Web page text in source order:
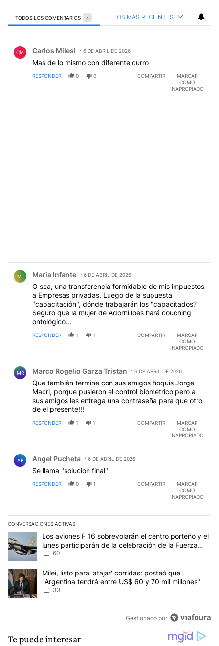
TODOS LOS COMENTARIOS 4 LOS MÁS RECIENTES
CM Carlos Milesi 6 DE ABRIL DE 2026
Mas de lo mismo con diferente curro
RESPONDER 0 0 COMPARTIR
MARCAR
COMO
INAPROPIADO
MI Maria Infante 6 DE ABRIL DE 2026
O sea, una transferencia formidable de mis impuestos
a Empresas privadas. Luego de la supuesta
"capacitación", dónde trabajarán los "capacitados?
Seguro que la mujer de Adorni loes hará couching
ontológico...
RESPONDER 1 1 COMPARTIR
MARCAR
COMO
INAPROPIADO
MR Marco Rogelio Garza Tristan 6 DE ABRIL DE 2026
Que también termine con sus amigos ñoquis Jorge
Macri, porque pusieron el control biométrico pero a
sus amigos les entrega una contraseña para que otro
de el presente!!!
RESPONDER 1 1 COMPARTIR
MARCAR
COMO
INAPROPIADO
AP Angel Pucheta 6 DE ABRIL DE 2026
Se llama "solucion final"
RESPONDER 0 1 COMPARTIR
MARCAR
COMO
INAPROPIADO
CONVERSACIONES ACTIVAS
Este listado muestra los artículos con más comentarios en los
Un artículo de tendencia con el título "Los aviones F 16
Los aviones F 16 sobrevolarán el centro porteño y el
lunes participarán de la celebración de la Fuerza
Aérea
60
Un artículo de tendencia con el título "Milei, listo para 'atajar'
Milei, listo para 'atajar' corridas: posteó que
"Argentina tendrá entre US$ 60 y 70 mil millones"
33
Gestionado por